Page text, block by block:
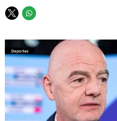
T
i
t
t
e
r
W
a
t
s
a
p
p